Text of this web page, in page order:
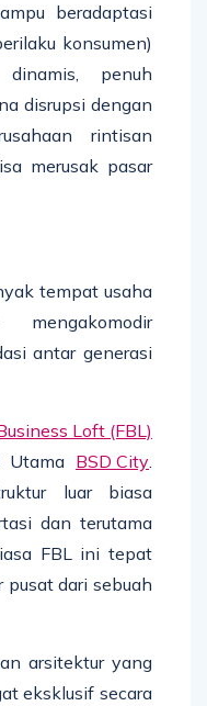
beradaptasi
konsumen)
penuh
disrupsi dengan
rintisan
merusak pasar
tempat usaha
antar generasi
Loft (FBL)
Utama BSD City.
luar biasa
dan terutama
FBL ini tepat
dari sebuah
arsitektur yang
eksklusif secara